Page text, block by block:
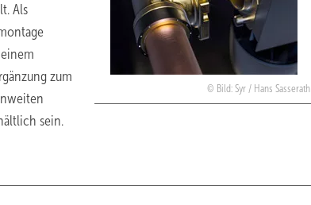
Bild: Syr / Hans Sasserath
Als
zum
sein.